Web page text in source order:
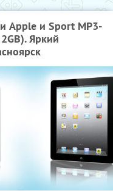
Apple и Sport MP3-
Яркий